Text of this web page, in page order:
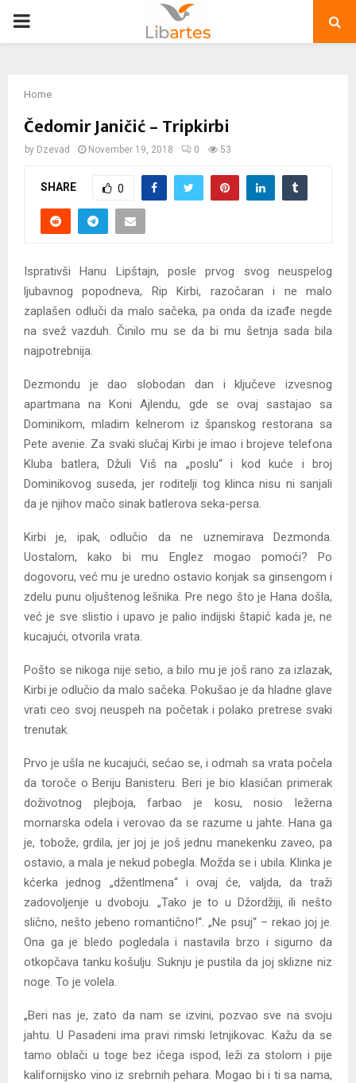
PRIMARY
Home
Čedomir Janičić – Tripkirbi
by Dzevad November 19, 2018 0 53
SHARE 0
Isprativši Hanu Lipštajn, posle prvog svog neuspelog
ljubavnog popodneva, Rip Kirbi, razočaran i ne malo
zaplašen odluči da malo sačeka, pa onda da izađe negde
na svež vazduh. Činilo mu se da bi mu šetnja sada bila
najpotrebnija.
Dezmondu je dao slobodan dan i ključeve izvesnog
apartmana na Koni Ajlendu, gde se ovaj sastajao sa
Dominikom, mladim kelnerom iz španskog restorana sa
Pete avenie. Za svaki slučaj Kirbi je imao i brojeve telefona
Kluba batlera, Džuli Viš na „poslu“ i kod kuće i broj
Dominikovog suseda, jer roditelji tog klinca nisu ni sanjali
da je njihov mačo sinak batlerova seka-persa.
Kirbi je, ipak, odlučio da ne uznemirava Dezmonda.
Uostalom, kako bi mu Englez mogao pomoći? Po
dogovoru, već mu je uredno ostavio konjak sa ginsengom i
zdelu punu oljuštenog lešnika. Pre nego što je Hana došla,
već je sve slistio i upavo je palio indijski štapić kada je, ne
kucajući, otvorila vrata.
Pošto se nikoga nije setio, a bilo mu je još rano za izlazak,
Kirbi je odlučio da malo sačeka. Pokušao je da hladne glave
vrati ceo svoj neuspeh na početak i polako pretrese svaki
trenutak.
Prvo je ušla ne kucajući, sećao se, i odmah sa vrata počela
da toroče o Beriju Banisteru. Beri je bio klasičan primerak
doživotnog plejboja, farbao je kosu, nosio ležerna
mornarska odela i verovao da se razume u jahte. Hana ga
je, tobože, grdila, jer joj je još jednu manekenku zaveo, pa
ostavio, a mala je nekud pobegla. Možda se i ubila. Klinka je
kćerka jednog „džentlmena“ i ovaj će, valjda, da traži
zadovoljenje u dvoboju. „Tako je to u Džordžiji, ili nešto
slično, nešto jebeno romantično!“. „Ne psuj“ – rekao joj je.
Ona ga je bledo pogledala i nastavila brzo i sigurno da
otkopčava tanku košulju. Suknju je pustila da joj sklizne niz
noge. To je volela.
„Beri nas je, zato da nam se izvini, pozvao sve na svoju
jahtu. U Pasadeni ima pravi rimski letnjikovac. Kažu da se
tamo oblači u toge bez ičega ispod, leži za stolom i pije
kalifornijsko vino iz srebrnih pehara. Mogao bi i ti sa nama,